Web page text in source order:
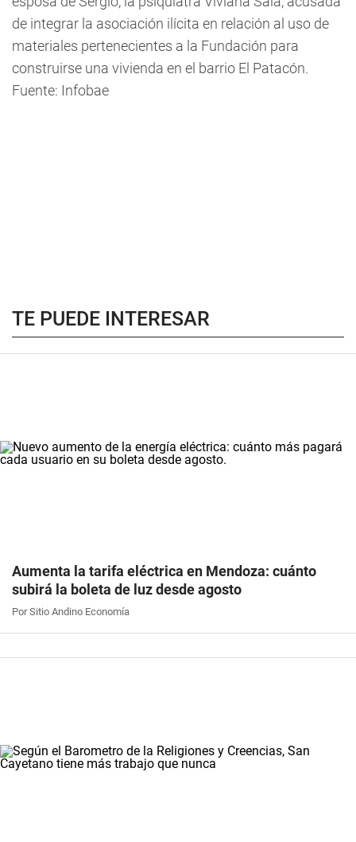
de integrar la asociación ilícita en relación al uso de
materiales pertenecientes a la Fundación para
construirse una vivienda en el barrio El Patacón.
Fuente: Infobae
TE PUEDE INTERESAR
Aumenta la tarifa eléctrica en Mendoza: cuánto
subirá la boleta de luz desde agosto
Por Sitio Andino Economía